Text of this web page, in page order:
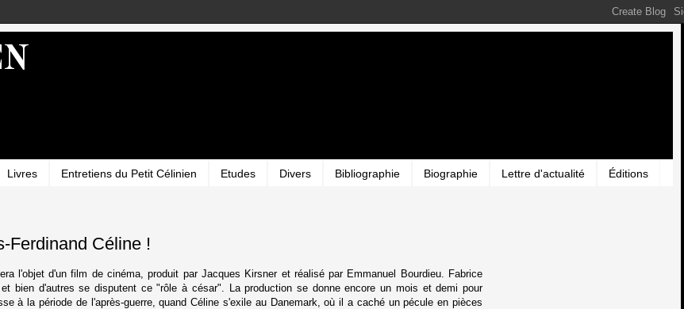
Livres Entretiens du Petit Célinien Etudes Divers Bibliographie Biographie Lettre d'actualité Éditions
Ferdinand Céline !
l'objet d'un film de cinéma, produit par Jacques Kirsner et réalisé par Emmanuel Bourdieu. Fabrice
et bien d'autres se disputent ce "rôle à césar". La production se donne encore un mois et demi pour
à la période de l'après-guerre, quand Céline s'exile au Danemark, où il a caché un pécule en pièces